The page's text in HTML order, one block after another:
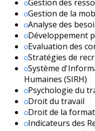
Gestion des
Gestion de la
Analyse des
Développement
Evaluation des
Stratégies de
Système
Humaines (SIRH)
Psychologie du
Droit du travail
Droit de la
Indicateurs des